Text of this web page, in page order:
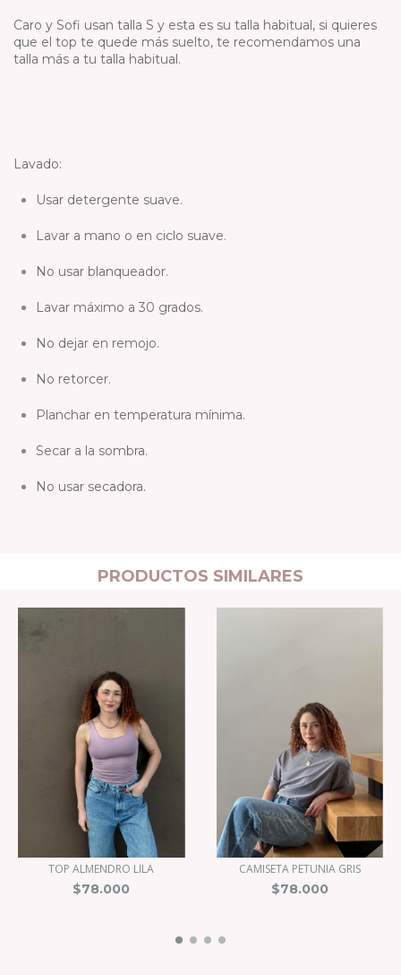
Caro y Sofi usan talla S y esta es su talla habitual, si quieres
que el top te quede más suelto, te recomendamos una
talla más a tu talla habitual.
Lavado:
Usar detergente suave.
Lavar a mano o en ciclo suave.
No usar blanqueador.
Lavar máximo a 30 grados.
No dejar en remojo.
No retorcer.
Planchar en temperatura mínima.
Secar a la sombra.
No usar secadora.
PRODUCTOS SIMILARES
TOP ALMENDRO LILA
$78.000
CAMISETA PETUNIA GRIS
$78.000